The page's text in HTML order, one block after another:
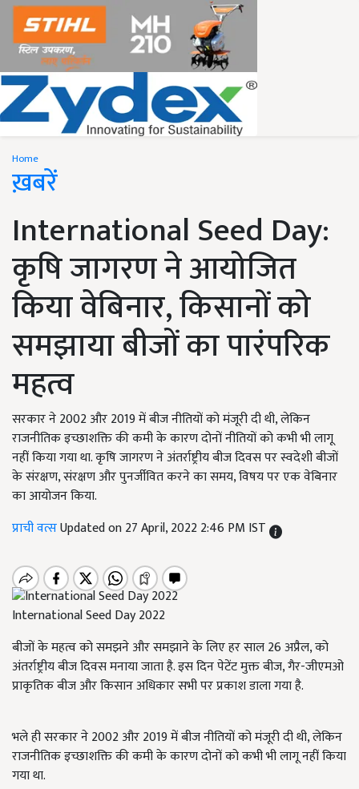
Home
ख़बरें
International Seed Day:
कृषि जागरण ने आयोजित
किया वेबिनार, किसानों को
समझाया बीजों का पारंपरिक
महत्व
सरकार ने 2002 और 2019 में बीज नीतियों को मंजूरी दी थी, लेकिन
राजनीतिक इच्छाशक्ति की कमी के कारण दोनों नीतियों को कभी भी लागू
नहीं किया गया था. कृषि जागरण ने अंतर्राष्ट्रीय बीज दिवस पर स्वदेशी बीजों
के संरक्षण, संरक्षण और पुनर्जीवित करने का समय, विषय पर एक वेबिनार
का आयोजन किया.
प्राची वत्सUpdated on 27 April, 2022 2:46 PM IST
International Seed Day 2022
बीजों के महत्व को समझने और समझाने के लिए हर साल 26 अप्रैल, को
अंतर्राष्ट्रीय बीज दिवस मनाया जाता है. इस दिन पेटेंट मुक्त बीज, गैर-जीएमओ
प्राकृतिक बीज और किसान अधिकार सभी पर प्रकाश डाला गया है.
भले ही सरकार ने 2002 और 2019 में बीज नीतियों को मंजूरी दी थी, लेकिन
राजनीतिक इच्छाशक्ति की कमी के कारण दोनों को कभी भी लागू नहीं किया
गया था.